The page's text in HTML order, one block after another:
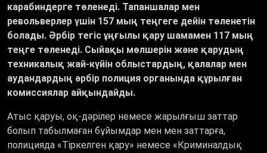
карабиндерге төленеді. Тапаншалар мен
револьверлер үшін 157 мың теңгеге дейін төленетін
болады. Әрбір тегіс ұңғылы қару шамамен 117 мың
теңге төленеді. Сыйақы мөлшерін және қарудың
техникалық жай-күйін облыстардың, қалалар мен
аудандардың әрбір полиция органында құрылған
комиссиялар айқындайды.
Атыс қаруы, оқ-дәрілер немесе жарылғыш заттар
болып табылмаған бұйымдар мен мен заттарға,
полицияда «Тіркелген қару» немесе «Криминалдық